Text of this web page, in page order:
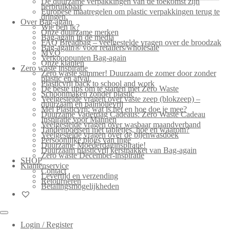
herbruikbaar
Europese maatregelen om plastic verpakkingen terug te
dringen.
Over Bag-again
Wie ben ik?
Onze duurzame merken
Bag-again in de media
FAQ Breadbag – veelgestelde vragen over de broodzak
Bag-again® voor retailers/wholesale
MVO
Verkooppunten Bag-again
Onze klanten
Zero waste inspiratie
Zero waste summer! Duurzaam de zomer door zonder
plastic en afval.
Plasticvrij back to school and work
De beste tips om te starten met Zero Waste
Schoonmaken zonder plastic
Veelgestelde vragen over vaste zeep (blokzeep) –
duurzaam en palmolievrij
Mei Plasticvrij: wat is het en hoe doe je mee?
Duurzame Vaderdag Cadeaus: Zero Waste Cadeau
Inspiratie voor Mannen
Veelgestelde vragen over wasbaar maandverband
Tandenpoetsen met tabletjes, hoe en waarom?
Veelgestelde vragen over de bijenwasdoek
Persoonlijke blogs van Inge
Duurzame Moederdaginspiratie!
Duurzaam plasticvrij kerstpakket van Bag-again
Zero waste December-inspiratie
SHOP
Klantenservice
Contact
Levertijd en verzending
Retourneren
Betalingsmogelijkheden
Login / Register